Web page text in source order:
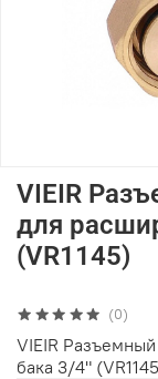
(0)
VIEIR
для
(VR1145)
VIEIR
бака 3/4"